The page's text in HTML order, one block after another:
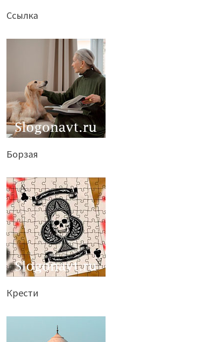
Ссылка
Борзая
Крести